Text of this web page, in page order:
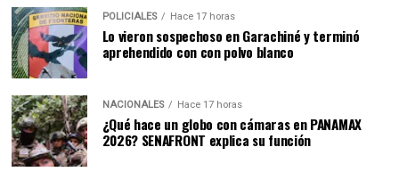
POLICIALES Hace 17 horas
Lo vieron sospechoso en Garachiné y terminó
aprehendido con con polvo blanco
NACIONALES Hace 17 horas
¿Qué hace un globo con cámaras en PANAMAX
2026? SENAFRONT explica su función